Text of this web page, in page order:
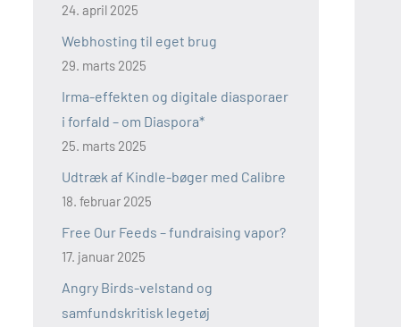
24. april 2025
Webhosting til eget brug
29. marts 2025
Irma-effekten og digitale diasporaer
i forfald – om Diaspora*
25. marts 2025
Udtræk af Kindle-bøger med Calibre
18. februar 2025
Free Our Feeds – fundraising vapor?
17. januar 2025
Angry Birds-velstand og
samfundskritisk legetøj